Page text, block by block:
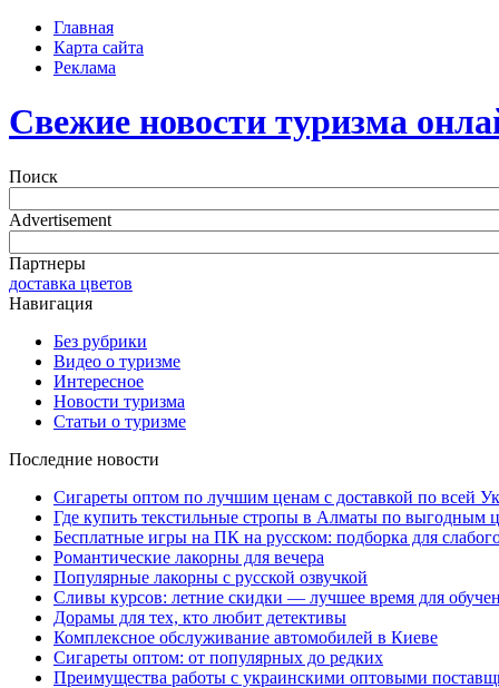
Главная
Карта сайта
Реклама
Свежие новости туризма
Поиск
Advertisement
Партнеры
доставка цветов
Навигация
Без рубрики
Видео о туризме
Интересное
Новости туризма
Статьи о туризме
Последние новости
Сигареты оптом по лучшим ценам с доставкой по всей
Где купить текстильные стропы в Алматы по выгодным
Бесплатные игры на ПК на русском: подборка для
Романтические лакорны для вечера
Популярные лакорны с русской озвучкой
Сливы курсов: летние скидки — лучшее время для
Дорамы для тех, кто любит детективы
Комплексное обслуживание автомобилей в Киеве
Сигареты оптом: от популярных до редких
Преимущества работы с украинскими оптовыми